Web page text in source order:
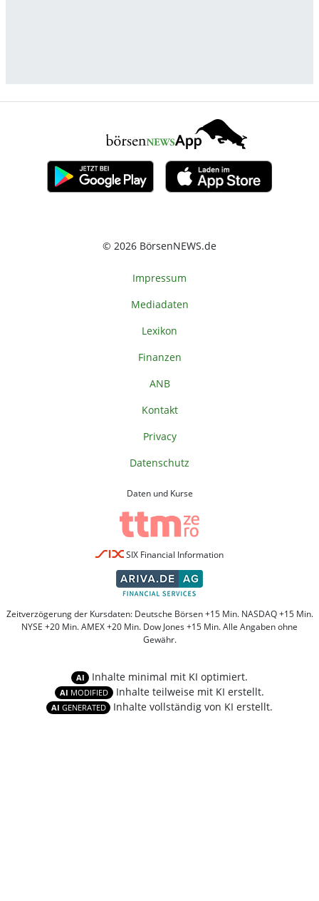
© 2026 BörsenNEWS.de
Impressum
Mediadaten
Lexikon
Finanzen
ANB
Kontakt
Privacy
Datenschutz
Daten und Kurse
SIX Financial Information
Zeitverzögerung der Kursdaten: Deutsche Börsen +15 Min. NASDAQ +15 Min.
NYSE +20 Min. AMEX +20 Min. Dow Jones +15 Min. Alle Angaben ohne
Gewähr.
AI Inhalte minimal mit KI optimiert.
AI MODIFIED Inhalte teilweise mit KI erstellt.
AI GENERATED Inhalte vollständig von KI erstellt.